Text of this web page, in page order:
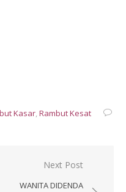
Kasar Rambut Kesat
Next Post
WANITA DIDENDA